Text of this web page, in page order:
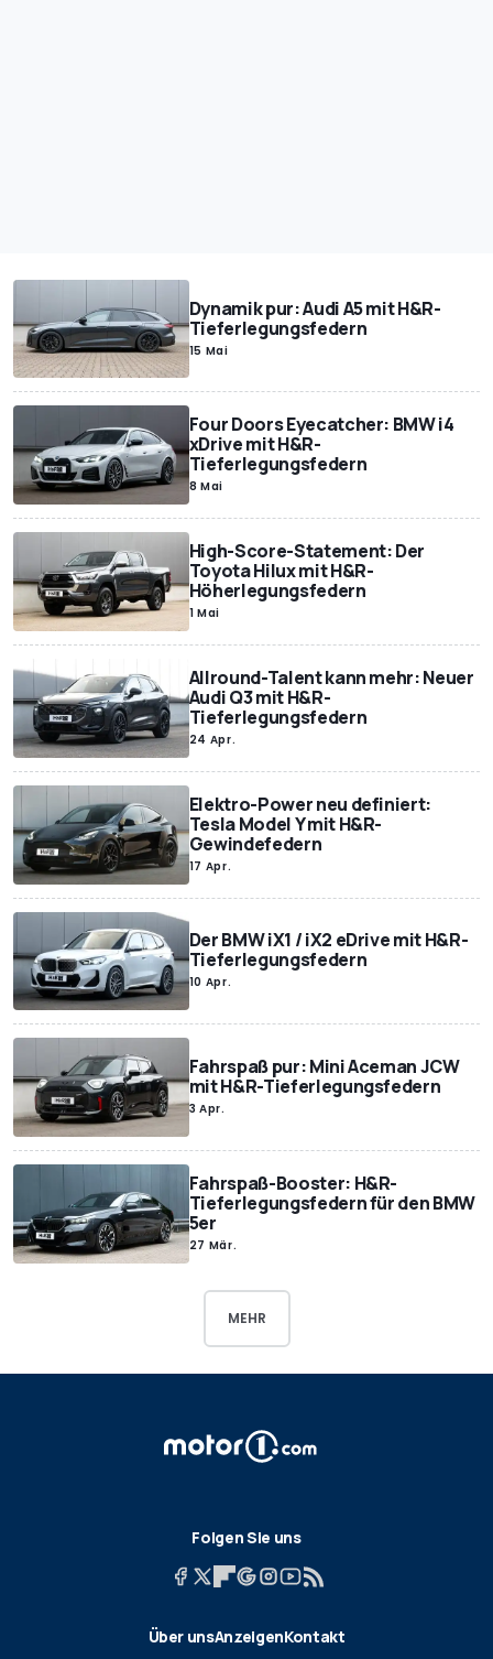
Dynamik pur: Audi A5 mit H&R-
Tieferlegungsfedern
15 Mai
Four Doors Eyecatcher: BMW i4
xDrive mit H&R-
Tieferlegungsfedern
8 Mai
High-Score-Statement: Der
Toyota Hilux mit H&R-
Höherlegungsfedern
1 Mai
Allround-Talent kann mehr: Neuer
Audi Q3 mit H&R-
Tieferlegungsfedern
24 Apr.
Elektro-Power neu definiert:
Tesla Model Y mit H&R-
Gewindefedern
17 Apr.
Der BMW iX1 / iX2 eDrive mit H&R-
Tieferlegungsfedern
10 Apr.
Fahrspaß pur: Mini Aceman JCW
mit H&R-Tieferlegungsfedern
3 Apr.
Fahrspaß-Booster: H&R-
Tieferlegungsfedern für den BMW
5er
27 Mär.
MEHR
Folgen Sie uns
Über unsAnzeigenKontakt